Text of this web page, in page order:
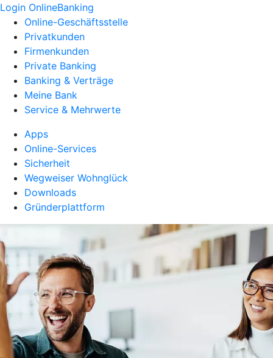
Login OnlineBanking
Online-Geschäftsstelle
Privatkunden
Firmenkunden
Private Banking
Banking & Verträge
Meine Bank
Service & Mehrwerte
Apps
Online-Services
Sicherheit
Wegweiser Wohnglück
Downloads
Gründerplattform